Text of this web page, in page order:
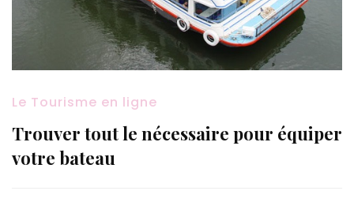
Le Tourisme en ligne
Trouver tout le nécessaire pour équiper
votre bateau